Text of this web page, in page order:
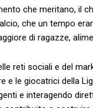
che meritano, il
che un tempo
di ‍ragazze,
‌reti sociali e del
e le giocatrici della‌
e interagendo